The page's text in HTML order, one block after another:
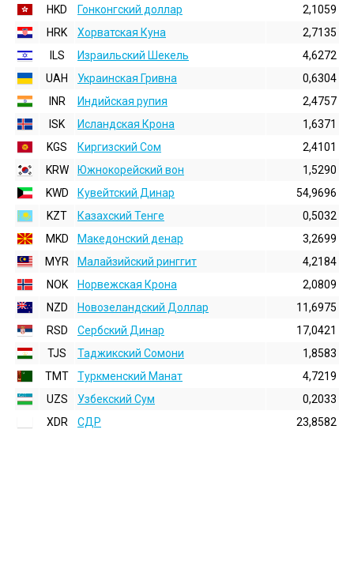
HKD
Гонконгский доллаp
2,1059
HRK
Хорватская Куна
2,7135
ILS
Израильский Шекель
4,6272
UAH
Украинская Гривна
0,6304
INR
Индийская pупия
2,4757
ISK
Исландская Крона
1,6371
KGS
Киргизский Сом
2,4101
KRW
Южнокорейский вон
1,5290
KWD
Кувейтский Динар
54,9696
KZT
Казахский Тенге
0,5032
MKD
Македонский денар
3,2699
MYR
Малайзийский ринггит
4,2184
NOK
Норвежская Крона
2,0809
NZD
Новозеландский Доллар
11,6975
RSD
Сербский Динар
17,0421
TJS
Таджикский Сомони
1,8583
TMT
Туркменский Манат
4,7219
UZS
Узбекский Сум
0,2033
XDR
СДР 23,8582